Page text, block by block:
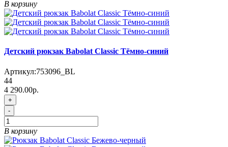
В корзину
Детский рюкзак Babolat Classic Тёмно-синий
Артикул:753096_BL
44
4 290.00р.
+
-
В корзину